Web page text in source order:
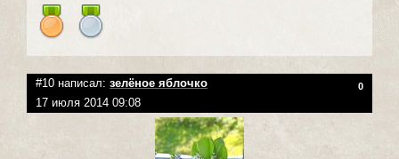
#10 написал: зелёное яблочко 0
17 июля 2014 09:08